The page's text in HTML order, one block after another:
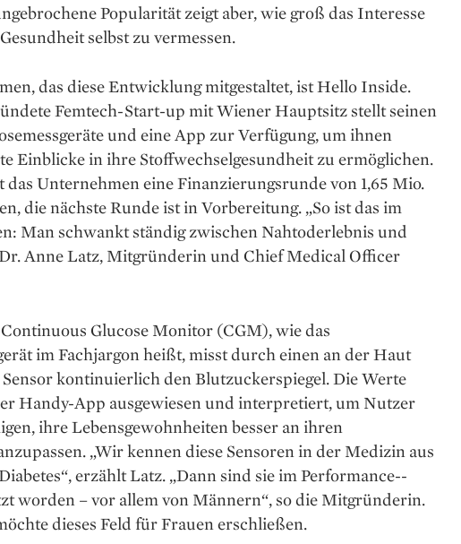
Popularität zeigt aber, wie groß das Interesse
selbst zu vermessen.
das diese Entwicklung mit­gestaltet, ist Hello Inside.
Femtech-Start-up mit Wiener Hauptsitz stellt seinen
und eine App zur Ver­fügung, um ihnen
Einblicke in ihre Stoffwechselgesundheit zu ermöglichen.
das Unternehmen eine Finanzierungsrunde von 1,65 Mio.
die nächste Runde ist in Vorbereitung. „So ist das im
Man schwankt ständig zwischen Nahtoderlebnis und
Anne Latz, Mitgründerin und Chief Medical Officer
Glucose Monitor (CGM), wie das
im Fachjargon heißt, misst durch einen an der Haut
kontinuierlich den Blutzuckerspiegel. Die Werte
Handy-App ausgewiesen und interpretiert, um Nutzer
ihre Lebensgewohnheiten besser an ihren
„Wir kennen diese Sensoren in der Medizin aus
erzählt Latz. „Dann sind sie im Performance-­
worden – vor allem von Männern“, so die Mitgründerin.
dieses Feld für Frauen erschließen.